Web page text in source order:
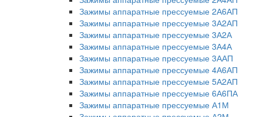
Зажимы аппаратные прессуемые 2А6АП
Зажимы аппаратные прессуемые 3А2АП
Зажимы аппаратные прессуемые 3А2А
Зажимы аппаратные прессуемые 3А4А
Зажимы аппаратные прессуемые 3ААП
Зажимы аппаратные прессуемые 4А6АП
Зажимы аппаратные прессуемые 5А2АП
Зажимы аппаратные прессуемые 6А6ПА
Зажимы аппаратные прессуемые А1М